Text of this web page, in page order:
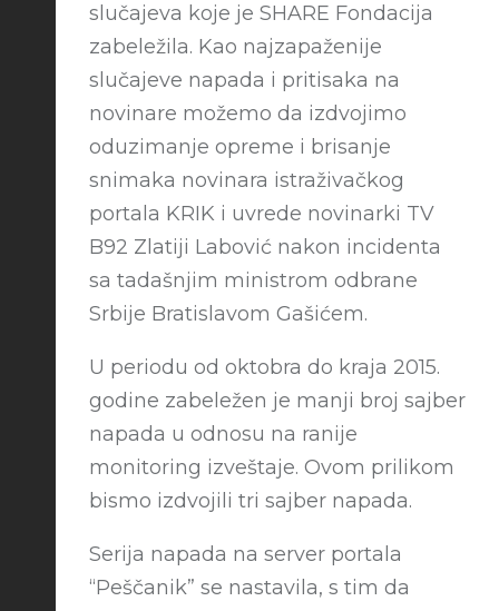
slučajeva koje je SHARE Fondacija
zabeležila. Kao najzapaženije
slučajeve napada i pritisaka na
novinare možemo da izdvojimo
oduzimanje opreme i brisanje
snimaka novinara istraživačkog
portala KRIK i uvrede novinarki TV
B92 Zlatiji Labović nakon incidenta
sa tadašnjim ministrom odbrane
Srbije Bratislavom Gašićem.
U periodu od oktobra do kraja 2015.
godine zabeležen je manji broj sajber
napada u odnosu na ranije
monitoring izveštaje. Ovom prilikom
bismo izdvojili tri sajber napada.
Serija napada na server portala
“Peščanik” se nastavila, s tim da